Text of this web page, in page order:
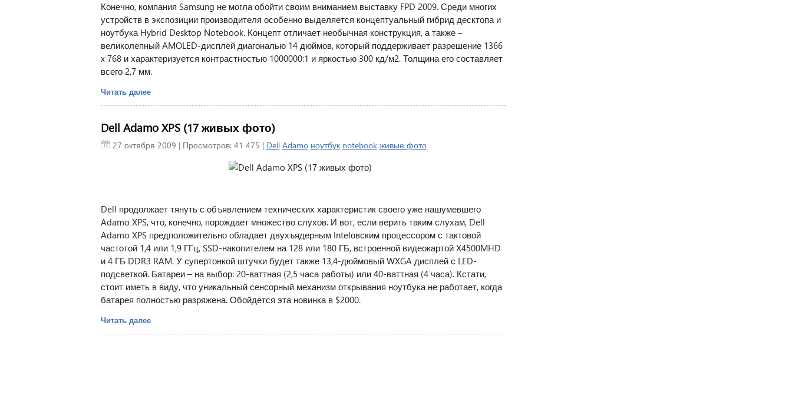
Конечно, компания Samsung не могла обойти своим вниманием выставку FPD 2009. Среди многих
устройств в экспозиции производителя особенно выделяется концептуальный гибрид десктопа и
ноутбука Hybrid Desktop Notebook. Концепт отличает необычная конструкция, а также –
великолепный AMOLED-дисплей диагональю 14 дюймов, который поддерживает разрешение 1366
x 768 и характеризуется контрастностью 1000000:1 и яркостью 300 кд/м2. Толщина его составляет
всего 2,7 мм.
Читать далее
Dell Adamo XPS (17 живых фото)
27 октября 2009 | Просмотров: 41 475 | Dell Adamo ноутбук notebook живые фото
Dell продолжает тянуть с объявлением технических характеристик своего уже нашумевшего
Adamo XPS, что, конечно, порождает множество слухов. И вот, если верить таким слухам, Dell
Adamo XPS предположительно обладает двухъядерным Intelовским процессором с тактовой
частотой 1,4 или 1,9 ГГц, SSD-накопителем на 128 или 180 ГБ, встроенной видеокартой X4500MHD
и 4 ГБ DDR3 RAM. У супертонкой штучки будет также 13,4-дюймовый WXGA дисплей с LED-
подсветкой. Батареи – на выбор: 20-ваттная (2,5 часа работы) или 40-ваттная (4 часа). Кстати,
стоит иметь в виду, что уникальный сенсорный механизм открывания ноутбука не работает, когда
батарея полностью разряжена. Обойдется эта новинка в $2000.
Читать далее